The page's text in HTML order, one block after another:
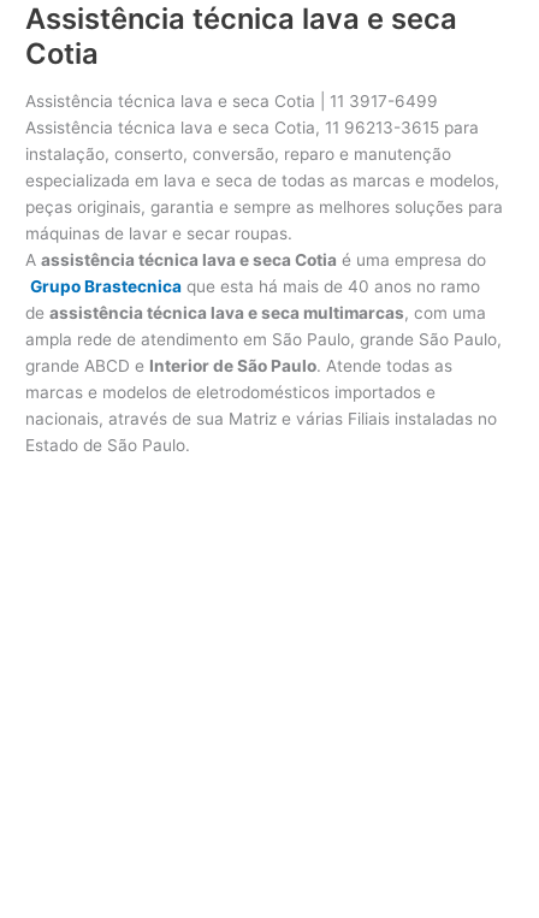
Assistência técnica lava e seca
Cotia
Assistência técnica lava e seca Cotia | 11 3917-6499
Assistência técnica lava e seca Cotia, 11 96213-3615 para
instalação, conserto, conversão, reparo e manutenção
especializada em lava e seca de todas as marcas e modelos,
peças originais, garantia e sempre as melhores soluções para
máquinas de lavar e secar roupas.
Aassistência técnica lava e seca Cotia é uma empresa do
Grupo Brastecnica que esta há mais de 40 anos no ramo
deassistência técnica lava e seca multimarcas, com uma
ampla rede de atendimento em São Paulo, grande São Paulo,
grande ABCD e Interior de São Paulo. Atende todas as
marcas e modelos de eletrodomésticos importados e
nacionais, através de sua Matriz e várias Filiais instaladas no
Estado de São Paulo.